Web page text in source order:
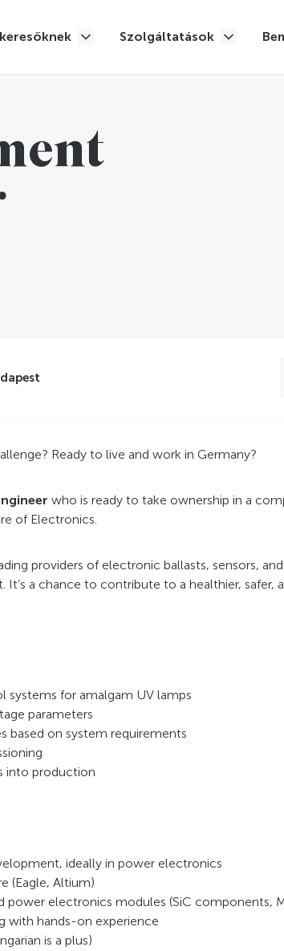
Szolgáltatások
Ready to live and work in Germany?
who is ready to take ownership in a
of Electronics.
providers of electronic ballasts, sensors,
a chance to contribute to a healthier, safer,
systems for amalgam UV lamps
parameters
based on system requirements
into production
ideally in power electronics
(Eagle, Altium)
electronics modules (SiC components,
with hands-on experience
is a plus)